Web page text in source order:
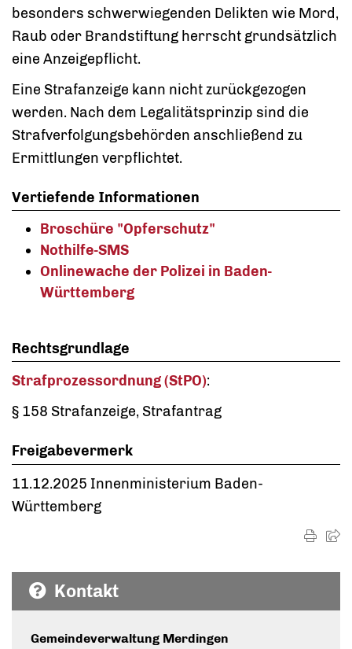
besonders schwerwiegenden Delikten wie Mord,
Raub oder Brandstiftung herrscht grundsätzlich
eine Anzeigepflicht.
Eine Strafanzeige kann nicht zurückgezogen
werden. Nach dem Legalitätsprinzip sind die
Strafverfolgungsbehörden anschließend zu
Ermittlungen verpflichtet.
Vertiefende Informationen
Broschüre "Opferschutz"
Nothilfe-SMS
Onlinewache der Polizei in Baden-
Württemberg
Rechtsgrundlage
Strafprozessordnung (StPO):
§ 158 Strafanzeige, Strafantrag
Freigabevermerk
11.12.2025 Innenministerium Baden-
Württemberg
Kontakt
Gemeindeverwaltung Merdingen